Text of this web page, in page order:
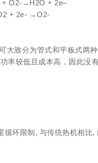
+ O2-→H2O + 2e–
+ 2e- →O2-
大致分为管式和平板式两
率较低且成本高，因此没
循环限制, 与传统热机相